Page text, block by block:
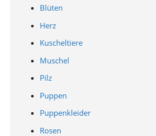
Blüten
Herz
Kuscheltiere
Muschel
Pilz
Puppen
Puppenkleider
Rosen